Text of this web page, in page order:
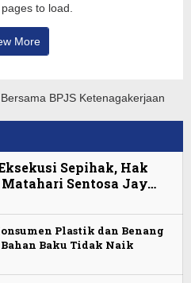
to load.
More
Sepihak, Hak
Sentosa Jay…
Plastik dan Benang
Baku Tidak Naik